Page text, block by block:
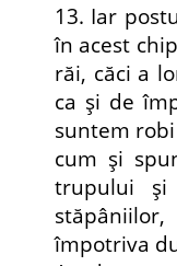
13. Iar
în acest
răi, căci a
ca şi de
suntem
cum şi
trupului şi
împotriva